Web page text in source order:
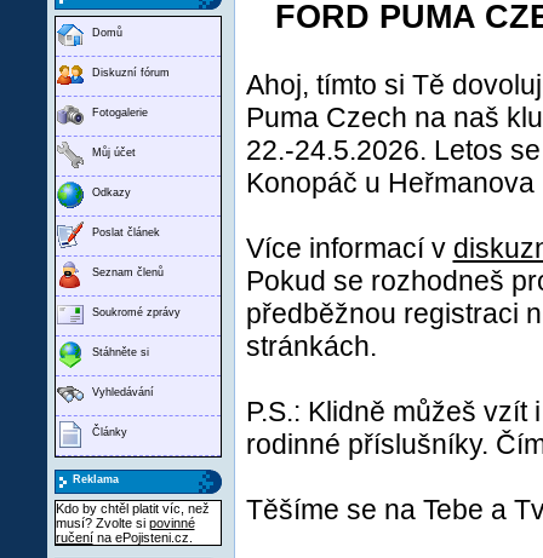
Domů
Diskuzní fórum
Fotogalerie
Můj účet
Odkazy
Poslat článek
Seznam členů
Soukromé zprávy
Stáhněte si
Vyhledávání
Články
Reklama
Kdo by chtěl platit víc, než
musí? Zvolte si povinné
ručenína ePojisteni.cz.
FORD PUMA
Ahoj, tímto si Tě
Puma Czech na naš
22.-24.5.2026. Letos
Konopáč u Heřmanova
Více informací v
Pokud se rozhodneš
předběžnou registraci
stránkách.
P.S.: Klidně můžeš vzít
rodinné příslušníky.
Těšíme se na Tebe a